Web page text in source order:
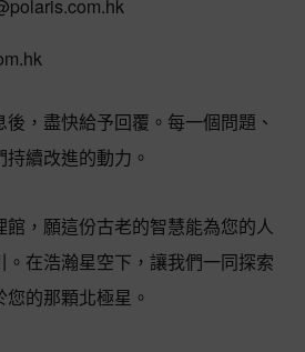
，盡快給予回覆。每一個問題、
續改進的動力。
，願這份古老的智慧能為您的人
在浩瀚星空下，讓我們一同探索
的那顆北極星。